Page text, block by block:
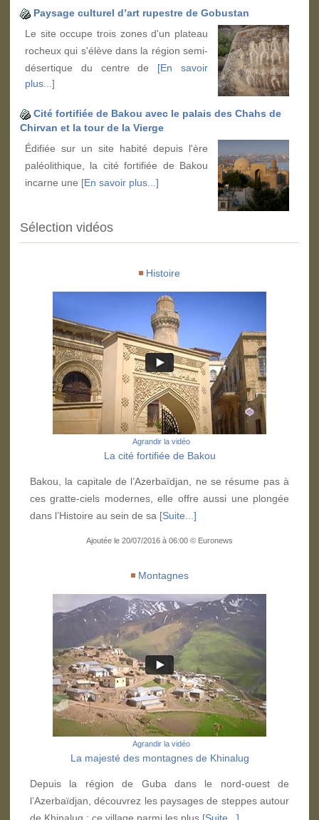
Paysage culturel d’art rupestre de Gobustan
Le site occupe trois zones d'un plateau
rocheux qui s'élève dans la région semi-
désertique du centre de [En savoir
plus...]
Cité fortifiée de Bakou avec le palais des Chahs de
Chirvan et la tour de la Vierge
Édifiée sur un site habité depuis l'ère
paléolithique, la cité fortifiée de Bakou
incarne une [En savoir plus...]
Sélection vidéos
Histoire
Agrandir la vidéo
La cité fortifiée de Bakou
Bakou, la capitale de l’Azerbaïdjan, ne se résume pas à
ces gratte-ciels modernes, elle offre aussi une plongée
dans l’Histoire au sein de sa [Suite...]
Ajoutée le 20/07/2016 à 06:00 © Euronews
Montagnes
Agrandir la vidéo
La majesté des montagnes de Khinalug
Depuis la région de Guba dans le nord-ouest de
l’Azerbaïdjan, découvrez les paysages de steppes autour